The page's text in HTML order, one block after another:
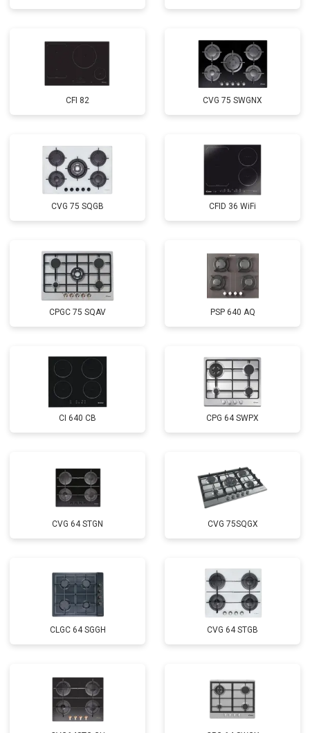
CFI 82 CVG 75 SWGNX
CVG 75 SQGB CFID 36 WiFi
CPGC 75 SQAV PSP 640 AQ
CI 640 CB CPG 64 SWPX
CVG 64 STGN CVG 75SQGX
CLGC 64 SGGH CVG 64 STGB